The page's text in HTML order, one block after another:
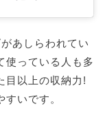
あしらわれてい
使っている人も多
目以上の収納力!
いです。